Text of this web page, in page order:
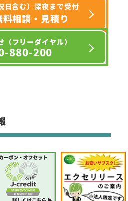
日含む）深夜まで受付
相談・見積り
（フリーダイヤル）
880-200